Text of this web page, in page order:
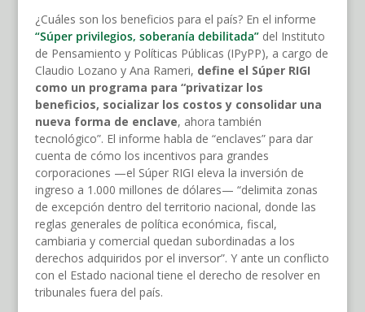
¿Cuáles son los beneficios para el país? En el informe
“Súper privilegios, soberanía debilitada”del Instituto
de Pensamiento y Políticas Públicas (IPyPP), a cargo de
Claudio Lozano y Ana Rameri, define el Súper RIGI
como un programa para “privatizar los
beneficios, socializar los costos y consolidar una
nueva forma de enclave, ahora también
tecnológico”. El informe habla de “enclaves” para dar
cuenta de cómo los incentivos para grandes
corporaciones —el Súper RIGI eleva la inversión de
ingreso a 1.000 millones de dólares— “delimita zonas
de excepción dentro del territorio nacional, donde las
reglas generales de política económica, fiscal,
cambiaria y comercial quedan subordinadas a los
derechos adquiridos por el inversor”. Y ante un conflicto
con el Estado nacional tiene el derecho de resolver en
tribunales fuera del país.